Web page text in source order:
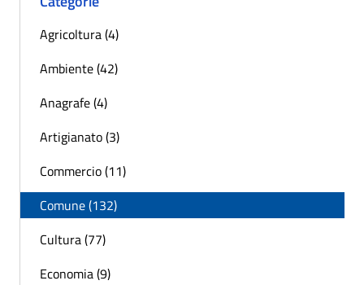
Agricoltura (4)
Ambiente (42)
Anagrafe (4)
Artigianato (3)
Commercio (11)
Comune (132)
Cultura (77)
Economia (9)